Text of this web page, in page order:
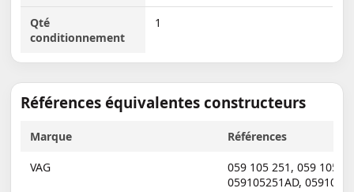
Qté
conditionnement
1
Références équivalentes constructeurs
Marque Références
VAG 059 105 251 ,059 105
059105251AD,